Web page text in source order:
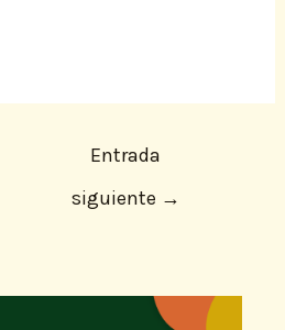
Entrada
siguiente →